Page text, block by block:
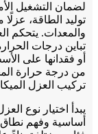
لضمان التشغيل
توليد الطاقة، عزلًا
والمعدات. يتحكم
تباين درجات
أو فقدانها على
من درجة حرارة
تركيب العزل
يبدأ اختيار نوع
أساسية وفهم